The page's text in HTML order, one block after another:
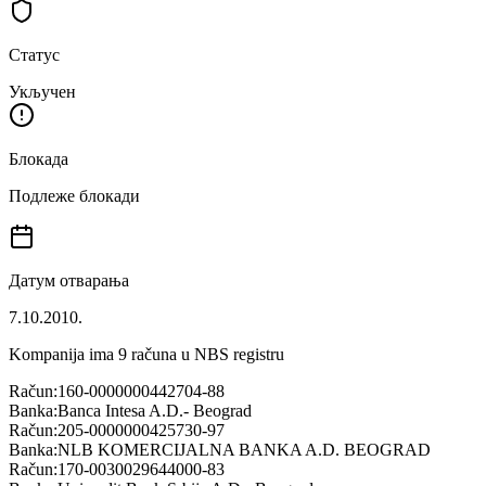
Статус
Укључен
Блокада
Подлеже блокади
Датум отварања
7.10.2010.
Kompanija ima 9 računa u NBS registru
Račun:160-0000000442704-88
Banka:Banca Intesa A.D.- Beograd
Račun:205-0000000425730-97
Banka:NLB KOMERCIJALNA BANKA A.D. BEOGRAD
Račun:170-0030029644000-83